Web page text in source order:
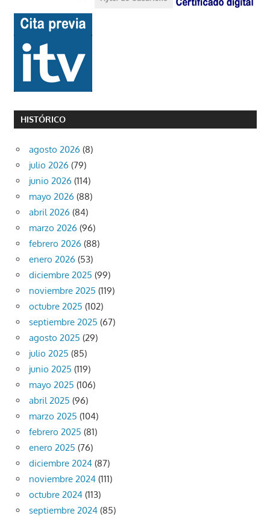
HISTÓRICO
agosto 2026 (8)
julio 2026 (79)
junio 2026 (114)
mayo 2026 (88)
abril 2026 (84)
marzo 2026 (96)
febrero 2026 (88)
enero 2026 (53)
diciembre 2025 (99)
noviembre 2025 (119)
octubre 2025 (102)
septiembre 2025 (67)
agosto 2025 (29)
julio 2025 (85)
junio 2025 (119)
mayo 2025 (106)
abril 2025 (96)
marzo 2025 (104)
febrero 2025 (81)
enero 2025 (76)
diciembre 2024 (87)
noviembre 2024 (111)
octubre 2024 (113)
septiembre 2024 (85)